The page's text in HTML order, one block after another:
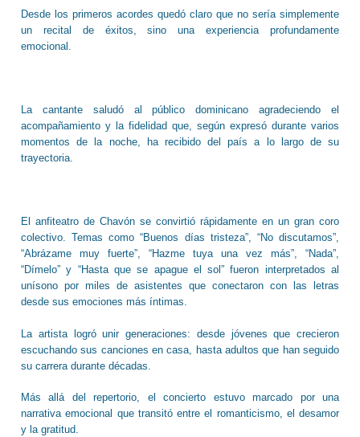
Desde los primeros acordes quedó claro que no sería simplemente
un recital de éxitos, sino una experiencia profundamente
emocional.
La cantante saludó al público dominicano agradeciendo el
acompañamiento y la fidelidad que, según expresó durante varios
momentos de la noche, ha recibido del país a lo largo de su
trayectoria.
El anfiteatro de Chavón se convirtió rápidamente en un gran coro
colectivo. Temas como “Buenos días tristeza”, “No discutamos”,
“Abrázame muy fuerte”, “Hazme tuya una vez más”, “Nada”,
“Dímelo” y “Hasta que se apague el sol” fueron interpretados al
unísono por miles de asistentes que conectaron con las letras
desde sus emociones más íntimas.
La artista logró unir generaciones: desde jóvenes que crecieron
escuchando sus canciones en casa, hasta adultos que han seguido
su carrera durante décadas.
Más allá del repertorio, el concierto estuvo marcado por una
narrativa emocional que transitó entre el romanticismo, el desamor
y la gratitud.